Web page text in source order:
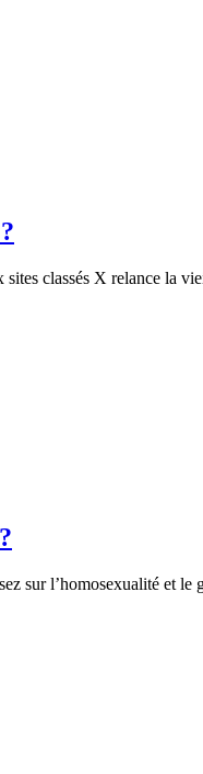
classés X relance la
sur l’homosexualité et